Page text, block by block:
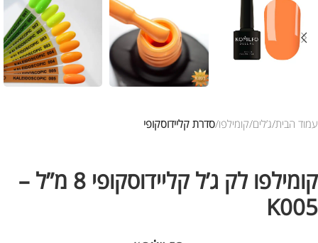
עמוד הבית ג’לים קומילפו סדרת קליידוסקופי
קומילפו לק ג’ל קליידוסקופי 8 מ”ל –
K005